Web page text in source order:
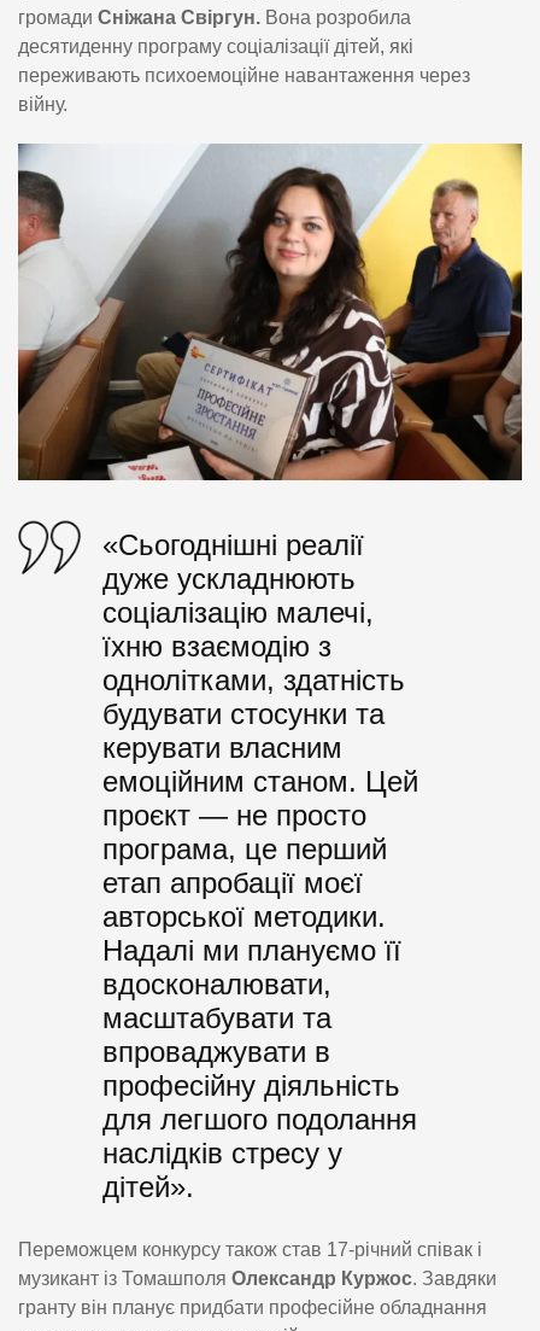
громади Сніжана Свіргун. Вона розробила
десятиденну програму соціалізації дітей, які
переживають психоемоційне навантаження через
війну.
«Сьогоднішні реалії
дуже ускладнюють
соціалізацію малечі,
їхню взаємодію з
однолітками, здатність
будувати стосунки та
керувати власним
емоційним станом. Цей
проєкт — не просто
програма, це перший
етап апробації моєї
авторської методики.
Надалі ми плануємо її
вдосконалювати,
масштабувати та
впроваджувати в
професійну діяльність
для легшого подолання
наслідків стресу у
дітей».
Переможцем конкурсу також став 17-річний співак і
музикант із Томашполя Олександр Куржос. Завдяки
гранту він планує придбати професійне обладнання